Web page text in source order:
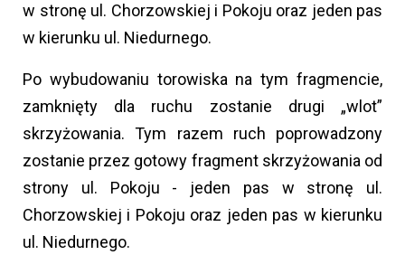
w stronę ul. Chorzowskiej i Pokoju oraz jeden pas
w kierunku ul. Niedurnego.
Po wybudowaniu torowiska na tym fragmencie,
zamknięty dla ruchu zostanie drugi „wlot”
skrzyżowania. Tym razem ruch poprowadzony
zostanie przez gotowy fragment skrzyżowania od
strony ul. Pokoju - jeden pas w stronę ul.
Chorzowskiej i Pokoju oraz jeden pas w kierunku
ul. Niedurnego.